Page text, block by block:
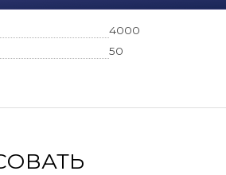
4000
50